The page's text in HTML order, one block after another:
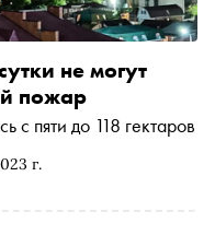
г.
не могут
пожар
с пяти до 118 гектаров